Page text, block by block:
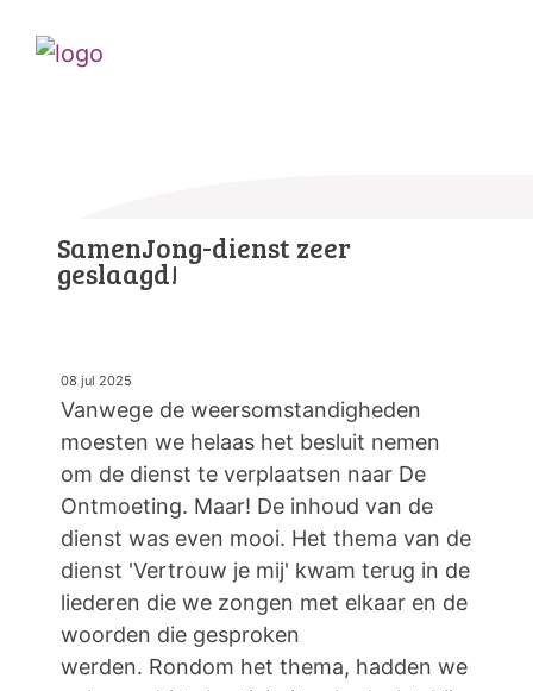
SamenJong-dienst zeer
geslaagd!
08 jul 2025
Vanwege de weersomstandigheden
moesten we helaas het besluit nemen
om de dienst te verplaatsen naar De
Ontmoeting. Maar! De inhoud van de
dienst was even mooi. Het thema van de
dienst 'Vertrouw je mij' kwam terug in de
liederen die we zongen met elkaar en de
woorden die gesproken
werden. Rondom het thema, hadden we